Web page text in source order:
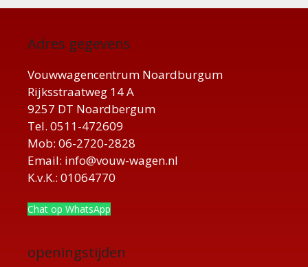
Adres gegevens
Vouwwagencentrum Noardburgum
Rijksstraatweg 14 A
9257 DT Noardbergum
Tel. 0511-472609
Mob: 06-2720-2828
Email: info@vouw-wagen.nl
K.v.K.: 01064770
Chat op WhatsApp
openingstijden